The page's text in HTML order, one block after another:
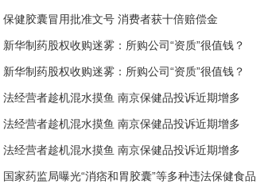
保健胶囊冒用批准文号 消费者获十倍赔偿金
新华制药股权收购迷雾：所购公司“资质”很值钱？
新华制药股权收购迷雾：所购公司“资质”很值钱？
法经营者趁机混水摸鱼 南京保健品投诉近期增多
法经营者趁机混水摸鱼 南京保健品投诉近期增多
法经营者趁机混水摸鱼 南京保健品投诉近期增多
国家药监局曝光“消痞和胃胶囊”等多种违法保健食品